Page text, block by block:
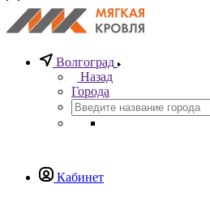
Волгоград
Назад
Города
Кабинет